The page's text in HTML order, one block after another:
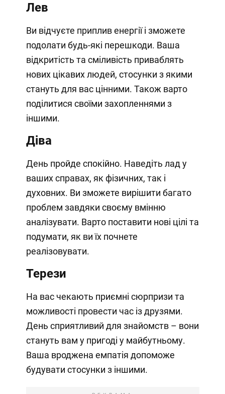
Лев
Ви відчуєте приплив енергії і зможете
подолати будь-які перешкоди. Ваша
відкритість та сміливість приваблять
нових цікавих людей, стосунки з якими
стануть для вас цінними. Також варто
поділитися своїми захопленнями з
іншими.
Діва
День пройде спокійно. Наведіть лад у
ваших справах, як фізичних, так і
духовних. Ви зможете вирішити багато
проблем завдяки своєму вмінню
аналізувати. Варто поставити нові цілі та
подумати, як ви їх почнете
реалізовувати.
Терези
На вас чекають приємні сюрпризи та
можливості провести час із друзями.
День сприятливий для знайомств – вони
стануть вам у пригоді у майбутньому.
Ваша вроджена емпатія допоможе
будувати стосунки з іншими.